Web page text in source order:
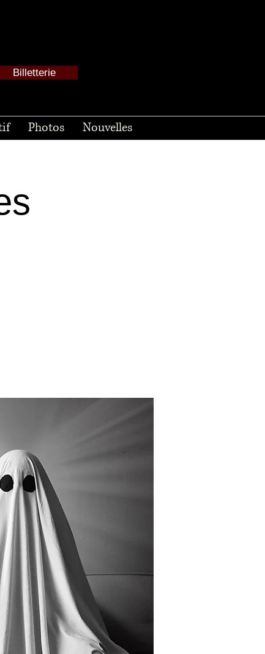
Billetterie
Photos Nouvelles